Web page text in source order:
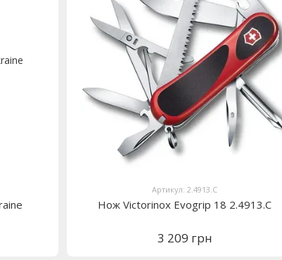
Артикул: 2.4913.C
Нож Victorinox Evogrip 18 2.4913.C
3 209 грн